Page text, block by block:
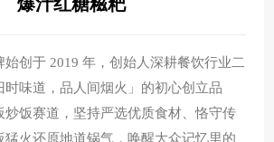
始创于 2019 年，创始人深耕餐饮行业二
时味道，品人间烟火」的初心创立品
炒饭赛道，坚持严选优质食材、恪守传
猛火还原地道锅气，唤醒大众记忆里的